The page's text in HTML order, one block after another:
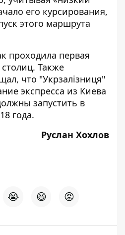
его курсирования,
этого маршрута
проходила первая
. Также
что "Укрзалізниця"
экспресса из Киева
запустить в
года.
Руслан Хохлов
😭 😆 😡